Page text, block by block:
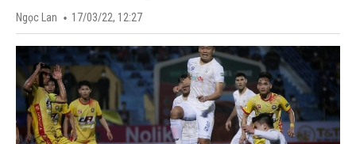
Ngọc Lan 17/03/22, 12:27